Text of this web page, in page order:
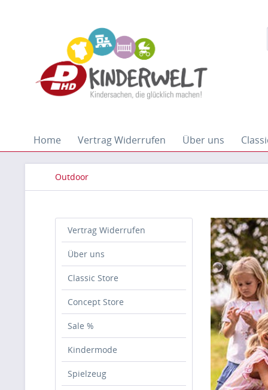
Home Vertrag Widerrufen Über uns
Outdoor
Vertrag Widerrufen
Über uns
Classic Store
Concept Store
Sale %
Kindermode
Spielzeug